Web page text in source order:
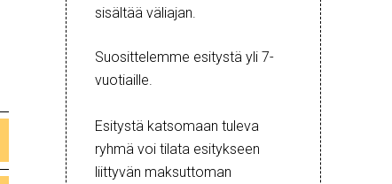
sisältää väliajan.
Suosittelemme esitystä yli 7-
vuotiaille.
Esitystä katsomaan tuleva
ryhmä voi tilata esitykseen
liittyvän maksuttoman